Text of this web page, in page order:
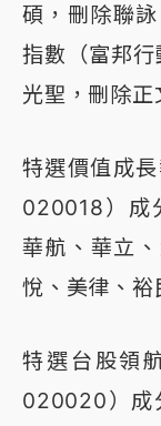
碩，刪除聯
指數（富邦
光聖，刪除正
特選價值成
020018）成
華航、華立
悅、美律、裕
特選台股領
020020）成